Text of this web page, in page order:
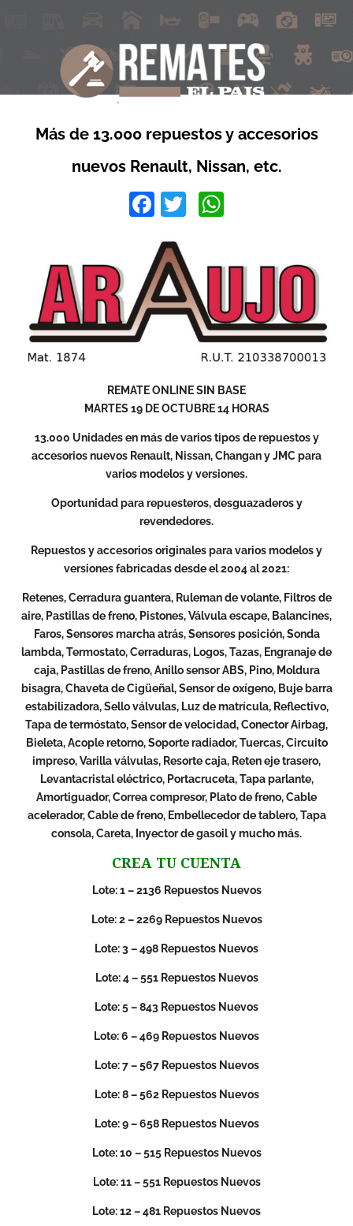
Más de 13.000 repuestos y accesorios
nuevos Renault, Nissan, etc.
Facebook
Twitter
REMATE ONLINE SIN BASE
MARTES 19 DE OCTUBRE 14 HORAS
13.000 Unidades en más de varios tipos de repuestos y
accesorios nuevos Renault, Nissan, Changan y JMC para
varios modelos y versiones.
Oportunidad para repuesteros, desguazaderos y
revendedores.
Repuestos y accesorios originales para varios modelos y
versiones fabricadas desde el 2004 al 2021:
Retenes, Cerradura guantera, Ruleman de volante, Filtros de
aire, Pastillas de freno, Pistones, Válvula escape, Balancines,
Faros, Sensores marcha atrás, Sensores posición, Sonda
lambda, Termostato, Cerraduras, Logos, Tazas, Engranaje de
caja, Pastillas de freno, Anillo sensor ABS, Pino, Moldura
bisagra, Chaveta de Cigüeñal, Sensor de oxígeno, Buje barra
estabilizadora, Sello válvulas, Luz de matrícula, Reflectivo,
Tapa de termóstato, Sensor de velocidad, Conector Airbag,
Bieleta, Acople retorno, Soporte radiador, Tuercas, Circuito
impreso, Varilla válvulas, Resorte caja, Reten eje trasero,
Levantacristal eléctrico, Portacruceta, Tapa parlante,
Amortiguador, Correa compresor, Plato de freno, Cable
acelerador, Cable de freno, Embellecedor de tablero, Tapa
consola, Careta, Inyector de gasoil y mucho más.
CREA TU CUENTA
Lote: 1 – 2136 Repuestos Nuevos
Lote: 2 – 2269 Repuestos Nuevos
Lote: 3 – 498 Repuestos Nuevos
Lote: 4 – 551 Repuestos Nuevos
Lote: 5 – 843 Repuestos Nuevos
Lote: 6 – 469 Repuestos Nuevos
Lote: 7 – 567 Repuestos Nuevos
Lote: 8 – 562 Repuestos Nuevos
Lote: 9 – 658 Repuestos Nuevos
Lote: 10 – 515 Repuestos Nuevos
Lote: 11 – 551 Repuestos Nuevos
Lote: 12 – 481 Repuestos Nuevos